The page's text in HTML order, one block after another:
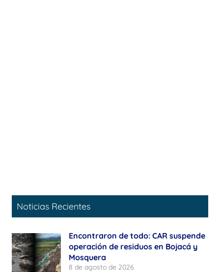
Noticias Recientes
Encontraron de todo: CAR suspende
operación de residuos en Bojacá y
Mosquera
8 de agosto de 2026